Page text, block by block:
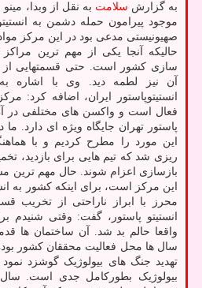
به گزارش سلامت به نقل از وبدا،
موجود پیرامون حمله دشمن به
صهیونیستی مدعی بود در این مرکز
حالیکه آنجا یکی از مهم ترین
سازی کشور است. حتی قسمتهایی
آن نیز لطمه دید. وی با اشاره
انستیتوپاستور ایران، اضافه کرد:
فعال است و واکسن های مختلفی در آن
پاستور تهران جایگاه ویژه ای دارد.
این مورد را مطرح کردیم و با
ریزی شد که تیم هایی برای بازدید،
بازسازی اعزام شوند. حال مهم ترین
این مرکز است، برای اینکه کشور به
محرز با ابراز ناراحتی از تخریب
انستیتو پاستور، گفت: وقتی
واقعا حالم بد شد. آن ساختمان ها
سال ها محل فعالیت محققان کشور
تهدید جنگ های بیولوژیک گوشزد
بیولوژیک بطورکامل جدی است.